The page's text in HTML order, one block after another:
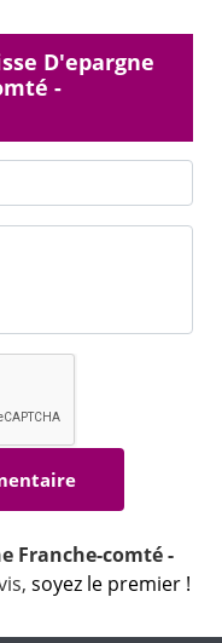
D'epargne
-
Franche-comté -
soyez le premier !